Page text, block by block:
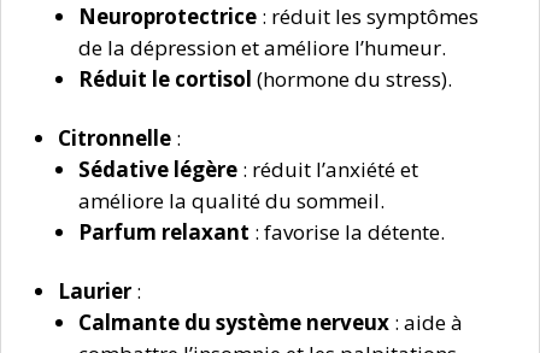
Neuroprotectrice : réduit les symptômes
de la dépression et améliore l’humeur.
Réduit le cortisol (hormone du stress).
Citronnelle :
Sédative légère : réduit l’anxiété et
améliore la qualité du sommeil.
Parfum relaxant : favorise la détente.
Laurier :
Calmante du système nerveux : aide à